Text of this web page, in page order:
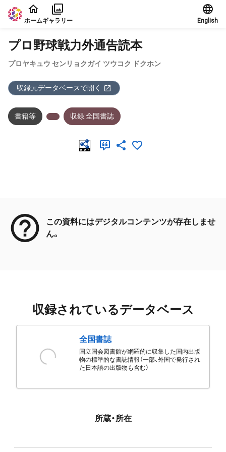
本文に飛ぶ
ホームギャラリー English
プロ野球戦力外通告読本
プロヤキュウ センリョクガイ ツウコク ドクホン
収録元データベースで開く
書籍等 収録:全国書誌
この資料にはデジタルコンテンツが存在しませ
ん。
収録されているデータベース
全国書誌
国立国会図書館が網羅的に収集した国内出版
物の標準的な書誌情報（一部、外国で発行され
た日本語の出版物も含む）
所蔵・所在